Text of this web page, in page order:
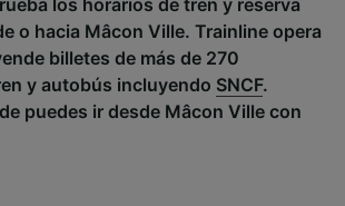
los horarios de tren y reserva
o hacia Mâcon Ville. Trainline opera
billetes de más de 270
y autobús incluyendo SNCF.
puedes ir desde Mâcon Ville con